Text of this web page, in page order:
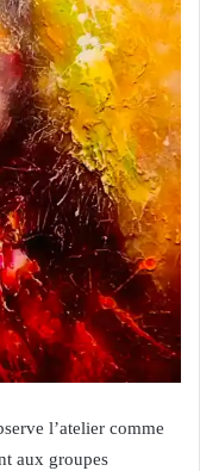
l’atelier comme
aux groupes